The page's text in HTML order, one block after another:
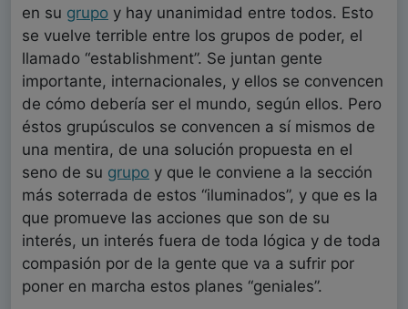
en su grupo y hay unanimidad entre todos. Esto
se vuelve terrible entre los grupos de poder, el
llamado “establishment”. Se juntan gente
importante, internacionales, y ellos se convencen
de cómo debería ser el mundo, según ellos. Pero
éstos grupúsculos se convencen a sí mismos de
una mentira, de una solución propuesta en el
seno de su grupo y que le conviene a la sección
más soterrada de estos “iluminados”, y que es la
que promueve las acciones que son de su
interés, un interés fuera de toda lógica y de toda
compasión por de la gente que va a sufrir por
poner en marcha estos planes “geniales”.